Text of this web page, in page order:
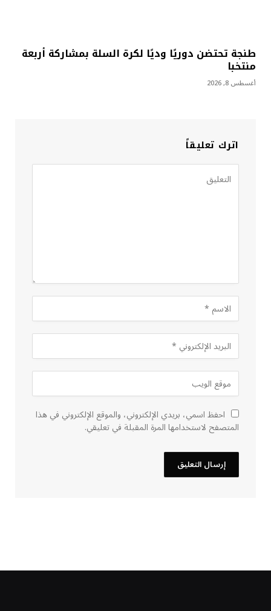
طنجة تحتضن دوريًا وديًا لكرة السلة بمشاركة أربعة
منتخبا
أغسطس 8, 2026
اترك تعليقاً
احفظ اسمي، بريدي الإلكتروني، والموقع الإلكتروني في هذا
المتصفح لاستخدامها المرة المقبلة في تعليقي.